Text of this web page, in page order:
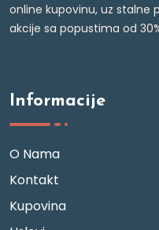
online kupovinu, uz stalne
akcije sa popustima od
Informacije
O Nama
Kontakt
Kupovina